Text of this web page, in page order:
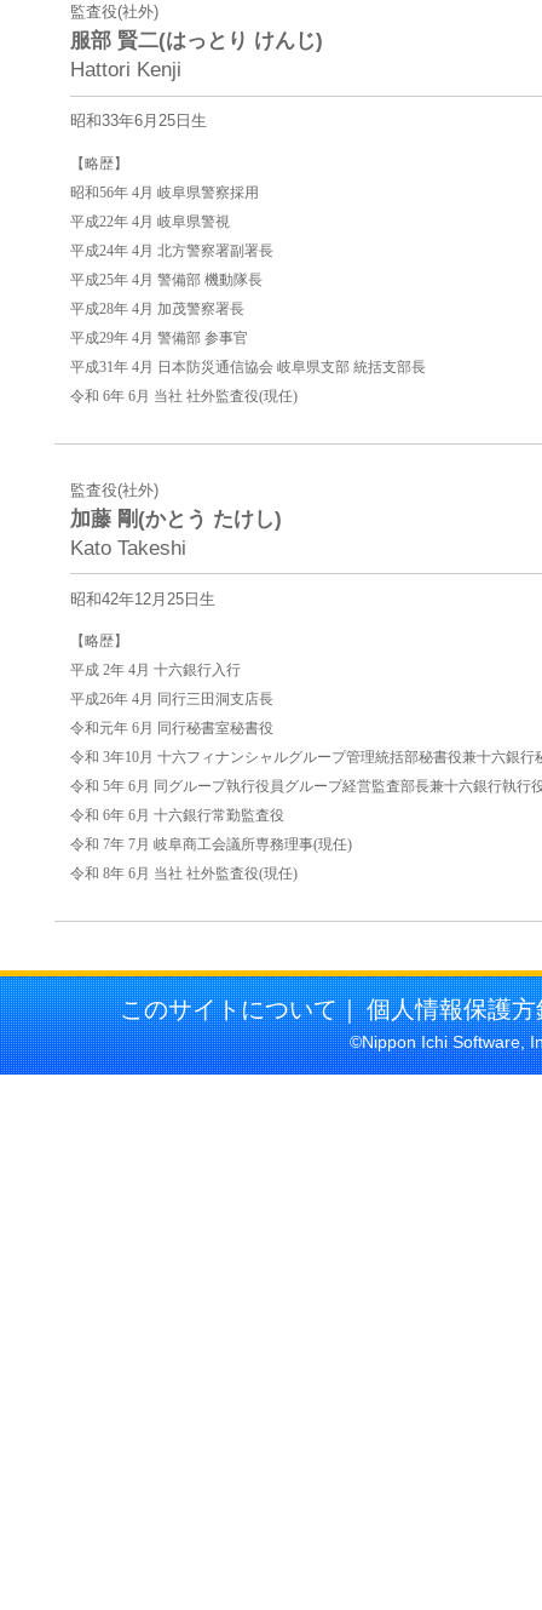
監査役(社外)
服部 賢二(はっとり けんじ)
Hattori Kenji
昭和33年6月25日生
【略歴】
昭和56年 4月 岐阜県警察採用
平成22年 4月 岐阜県警視
平成24年 4月 北方警察署副署長
平成25年 4月 警備部 機動隊長
平成28年 4月 加茂警察署長
平成29年 4月 警備部 参事官
平成31年 4月 日本防災通信協会 岐阜県支部 統括支部長
令和 6年 6月 当社 社外監査役(現任)
監査役(社外)
加藤 剛(かとう たけし)
Kato Takeshi
昭和42年12月25日生
【略歴】
平成 2年 4月 十六銀行入行
平成26年 4月 同行三田洞支店長
令和元年 6月 同行秘書室秘書役
令和 3年10月 十六フィナンシャルグループ管理統括部秘書役兼十六銀行
令和 5年 6月 同グループ執行役員グループ経営監査部長兼十六銀行執行
令和 6年 6月 十六銀行常勤監査役
令和 7年 7月 岐阜商工会議所専務理事(現任)
令和 8年 6月 当社 社外監査役(現任)
このサイトについて｜ 個人情報保護方
©Nippon Ichi Software,